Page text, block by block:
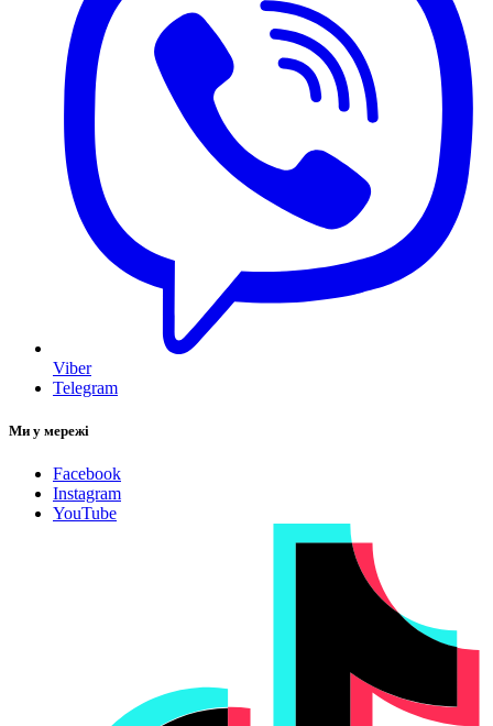
Viber
Telegram
Ми у мережі
Facebook
Instagram
YouTube